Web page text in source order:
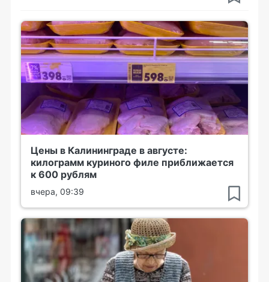
Цены в Калининграде в августе:
килограмм куриного филе приближается
к 600 рублям
вчера, 09:39